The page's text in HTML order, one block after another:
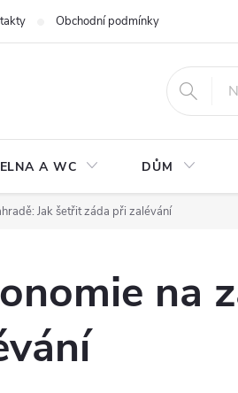
Obchodní podmínky
A WC DŮM
Jak šetřit záda při zalévání
na